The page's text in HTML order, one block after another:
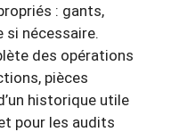
: gants,
nécessaire.
des opérations
pièces
historique utile
pour les audits